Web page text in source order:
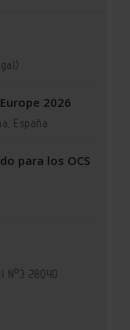
2026
España
para los OCS
Nº3 28040